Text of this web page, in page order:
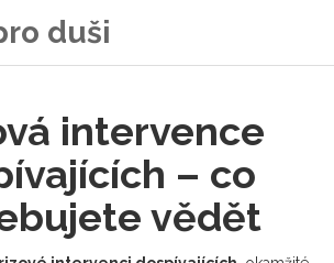
duši
intervence
– co
vědět